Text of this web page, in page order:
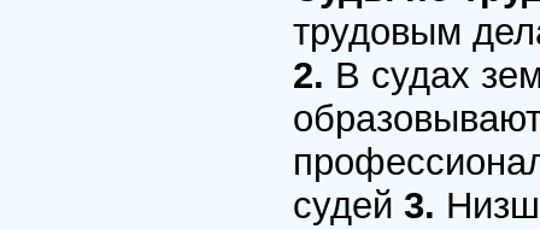
трудовым
2. В судах
судей 3.